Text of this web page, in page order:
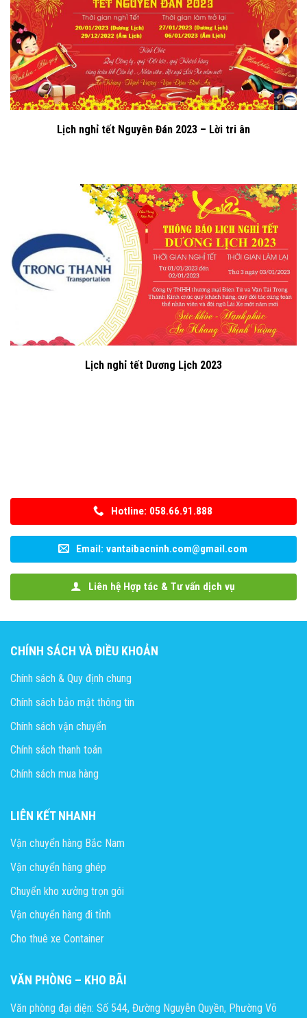
Lịch nghỉ tết Nguyên Đán 2023 – Lời tri ân
Lịch nghỉ tết Dương Lịch 2023
Hotline: 058.66.91.888
Email: vantaibacninh.com@gmail.com
Liên hệ Hợp tác & Tư vấn dịch vụ
CHÍNH SÁCH VÀ ĐIỀU KHOẢN
Chính sách & Quy định chung
Chính sách bảo mật thông tin
Chính sách vận chuyển
Chính sách thanh toán
Chính sách mua hàng
LIÊN KẾT NHANH
Vận chuyển hàng Bắc Nam
Vận chuyển hàng ghép
Chuyển kho xưởng trọn gói
Vận chuyển hàng đi tỉnh
Cho thuê xe Container
VĂN PHÒNG – KHO BÃI
Văn phòng đại diện: Số 544, Đường Nguyễn Quyền, Phường Võ